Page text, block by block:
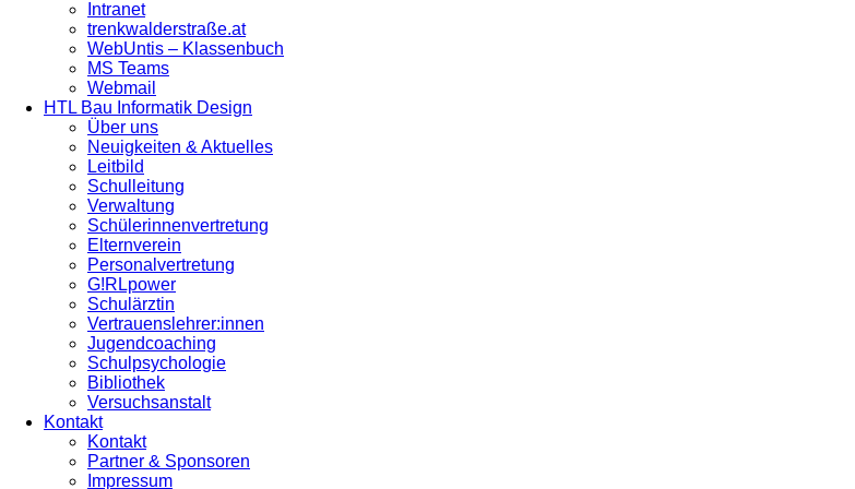
Intranet
trenkwalderstraße.at
WebUntis – Klassenbuch
MS Teams
Webmail
HTL Bau Informatik Design
Über uns
Neuigkeiten & Aktuelles
Leitbild
Schulleitung
Verwaltung
Schülerinnenvertretung
Elternverein
Personalvertretung
G!RLpower
Schulärztin
Vertrauenslehrer:innen
Jugendcoaching
Schulpsychologie
Bibliothek
Versuchsanstalt
Kontakt
Kontakt
Partner & Sponsoren
Impressum